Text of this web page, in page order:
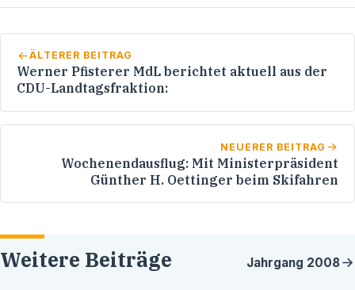
ÄLTERER BEITRAG
Werner Pfisterer MdL berichtet aktuell aus der
CDU-Landtagsfraktion:
NEUERER BEITRAG
Wochenendausflug: Mit Ministerpräsident
Günther H. Oettinger beim Skifahren
Weitere Beiträge Jahrgang 2008